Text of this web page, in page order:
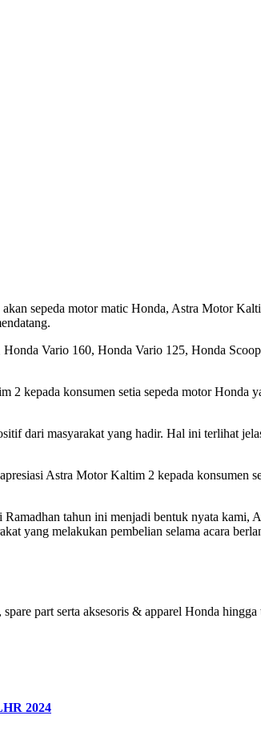
sepeda motor matic Honda, Astra Motor
Vario 160, Honda Vario 125, Honda
kepada konsumen setia sepeda motor Honda
dari masyarakat yang hadir. Hal ini terlihat
Astra Motor Kaltim 2 kepada konsumen
tahun ini menjadi bentuk nyata kami,
yang melakukan pembelian selama acara
part serta aksesoris & apparel Honda
2024